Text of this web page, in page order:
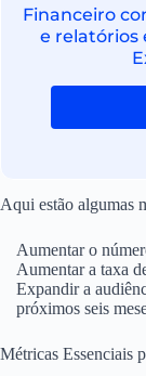
Financeiro
e relatórios
Aqui estão algumas
Aumentar o
Aumentar a taxa
Expandir a
próximos seis
Métricas Essenciais